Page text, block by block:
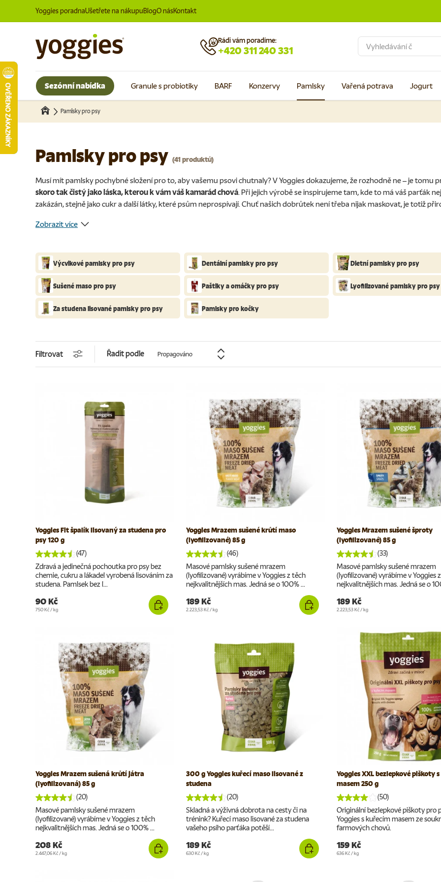
Přeskočit na obsah
Yoggies poradnaUšetřete na nákupuBlogO násKontakt
Rádi vám poradíme:
+420 311 240 331
Sezónní nabídka Granule s probiotiky BARF Konzervy Pamlsky Vařená potrava Jogurt
Pamlsky pro psy
Pamlsky pro psy (41 produktů)
Musí mít pamlsky pochybné složení pro to, aby vašemu psovi chutnaly? V Yoggies dokazujeme, že rozhodně ne – je tomu
skoro tak čistý jako láska, kterou k vám váš kamarád chová. Při jejich výrobě se inspirujeme tam, kde to má váš parťák
zakázán, stejně jako cukr a další látky, které psům neprospívají. Chuť našich dobrůtek není třeba nijak maskovat, je totiž
Zobrazit více
Výcvikové pamlsky pro psy Dentální pamlsky pro psy Dietní pamlsky pro psy
Sušené maso pro psy Paštiky a omáčky pro psy Lyofilizované pamlsky pro psy
Za studena lisované pamlsky pro psy Pamlsky pro kočky
Filtrovat Řadit podle Propagováno
Yoggies Fit špalík lisovaný za studena pro
psy 120 g
(47)
Zdravá a jedinečná pochoutka pro psy bez
chemie, cukru a lákadel vyrobená lisováním za
studena. Pamlsek bez l...
90 Kč
Cena za jednotku
750 Kč /kg
Yoggies Mrazem sušené krůtí maso
(lyofilizované) 85 g
(46)
Masové pamlsky sušené mrazem
(lyofilizované) vyrábíme v Yoggies z těch
nejkvalitnějších mas. Jedná se o 100% ...
189 Kč
Cena za jednotku
2.223,53 Kč /kg
Yoggies Mrazem sušené šproty
(lyofilizované) 85 g
(33)
Masové pamlsky sušené mrazem
(lyofilizované) vyrábíme v Yoggies
nejkvalitnějších mas. Jedná se o
189 Kč
Cena za jednotku
2.223,53 Kč /kg
Yoggies Mrazem sušená krůtí játra
(lyofilizovaná) 85 g
(20)
Masové pamlsky sušené mrazem
(lyofilizované) vyrábíme v Yoggies z těch
nejkvalitnějších mas. Jedná se o 100% ...
208 Kč
Cena za jednotku
2.447,06 Kč /kg
300 g Yoggies kuřecí maso lisované z
studena
(20)
Skladná a výživná dobrota na cesty či na
trénink? Kuřecí maso lisované za studena
vašeho psího parťáka potěší...
189 Kč
Cena za jednotku
630 Kč /kg
Yoggies XXL bezlepkové piškoty
masem 250 g
(50)
Originální bezlepkové piškoty pro
Yoggies s kuřecím masem ze
farmových chovů.
159 Kč
Cena za jednotku
636 Kč /kg